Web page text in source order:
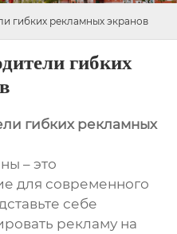
гибких рекламных экранов
гибких
гибких рекламных
– это
для современного
себе
рекламу на